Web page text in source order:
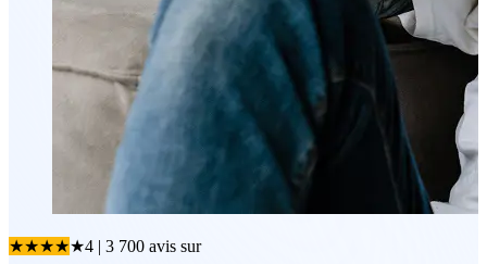
★★★★★4 | 3 700 avis sur